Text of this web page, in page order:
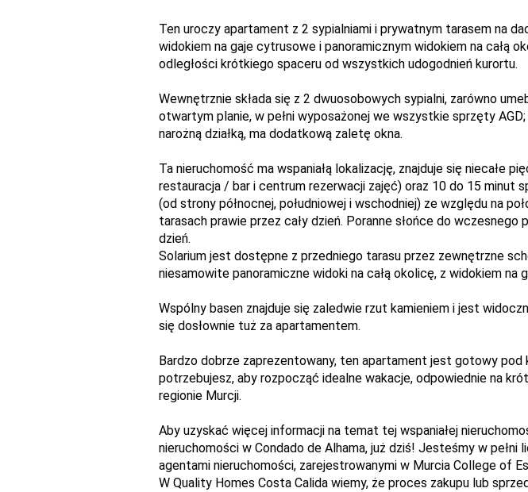
Ten uroczy apartament z 2 sypialniami i prywatnym tarasem na
widokiem na gaje cytrusowe i panoramicznym widokiem na całą
odległości krótkiego spaceru od wszystkich udogodnień kurortu.
Wewnętrznie składa się z 2 dwuosobowych sypialni, zarówno
otwartym planie, w pełni wyposażonej we wszystkie sprzęty
narożną działką, ma dodatkową zaletę okna.
Ta nieruchomość ma wspaniałą lokalizację, znajduje się niecałe
restauracja / bar i centrum rezerwacji zajęć) oraz 10 do 15 minut
(od strony północnej, południowej i wschodniej) ze względu na
tarasach prawie przez cały dzień. Poranne słońce do wczesnego
dzień.
Solarium jest dostępne z przedniego tarasu przez zewnętrzne
niesamowite panoramiczne widoki na całą okolicę, z widokiem
Wspólny basen znajduje się zaledwie rzut kamieniem i jest
się dosłownie tuż za apartamentem.
Bardzo dobrze zaprezentowany, ten apartament jest gotowy
potrzebujesz, aby rozpocząć idealne wakacje, odpowiednie na
regionie Murcji.
Aby uzyskać więcej informacji na temat tej wspaniałej
nieruchomości w Condado de Alhama, już dziś! Jesteśmy w
agentami nieruchomości, zarejestrowanymi w Murcia College of
W Quality Homes Costa Calida wiemy, że proces zakupu lub